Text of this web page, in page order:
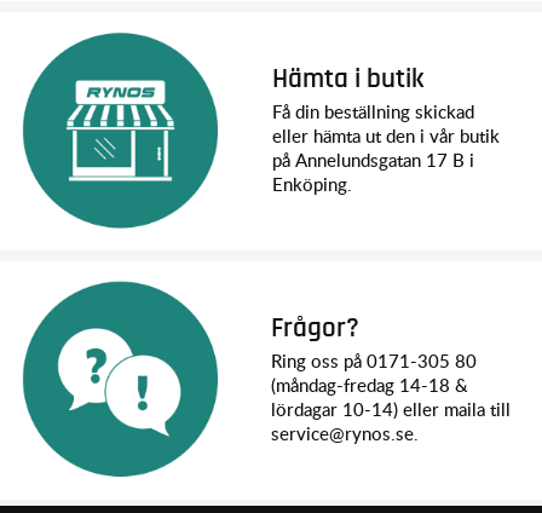
Hämta i butik
Få din beställning skickad
eller hämta ut den i vår butik
på Annelundsgatan 17 B i
Enköping.
Frågor?
Ring oss på 0171-305 80
(måndag-fredag 14-18 &
lördagar 10-14) eller maila till
service@rynos.se.